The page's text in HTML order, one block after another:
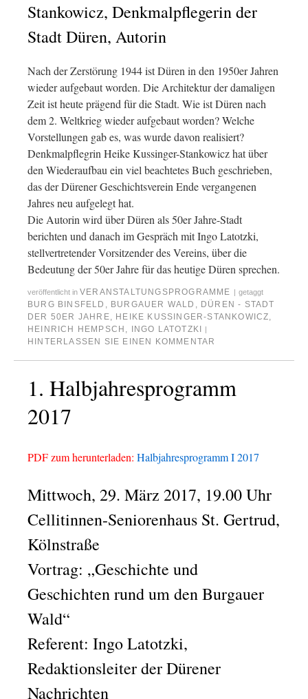
Stankowicz, Denkmalpflegerin der
Stadt Düren, Autorin
Nach der Zerstörung 1944 ist Düren in den 1950er Jahren
wieder aufgebaut worden. Die Architektur der damaligen
Zeit ist heute prägend für die Stadt. Wie ist Düren nach
dem 2. Weltkrieg wieder aufgebaut worden? Welche
Vorstellungen gab es, was wurde davon realisiert?
Denkmalpflegrin Heike Kussinger-Stankowicz hat über
den Wiederaufbau ein viel beachtetes Buch geschrieben,
das der Dürener Geschichtsverein Ende vergangenen
Jahres neu aufgelegt hat.
Die Autorin wird über Düren als 50er Jahre-Stadt
berichten und danach im Gespräch mit Ingo Latotzki,
stellvertretender Vorsitzender des Vereins, über die
Bedeutung der 50er Jahre für das heutige Düren sprechen.
veröffentlicht in VERANSTALTUNGSPROGRAMME | getaggt
BURG BINSFELD , BURGAUER WALD , DÜREN - STADT
DER 50ER JAHRE, HEIKE KUSSINGER-STANKOWICZ,
HEINRICH HEMPSCH , INGO LATOTZKI |
HINTERLASSEN SIE EINEN KOMMENTAR
1. Halbjahresprogramm
2017
PDF zum herunterladen: Halbjahresprogramm I 2017
Mittwoch, 29. März 2017, 19.00 Uhr
Cellitinnen-Seniorenhaus St. Gertrud,
Kölnstraße
Vortrag: „Geschichte und
Geschichten rund um den Burgauer
Wald“
Referent: Ingo Latotzki,
Redaktionsleiter der Dürener
Nachrichten